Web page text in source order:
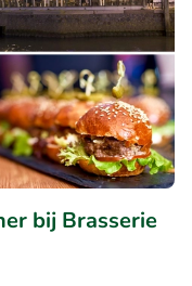
bij Brasserie